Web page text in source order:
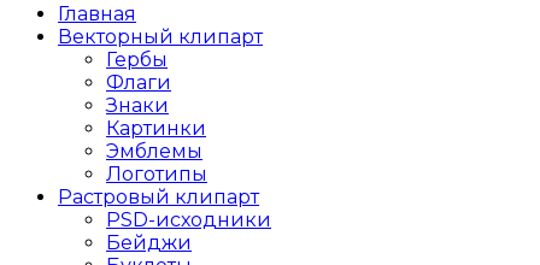
Главная
Векторный клипарт
Гербы
Флаги
Знаки
Картинки
Эмблемы
Логотипы
Растровый клипарт
PSD-исходники
Бейджи